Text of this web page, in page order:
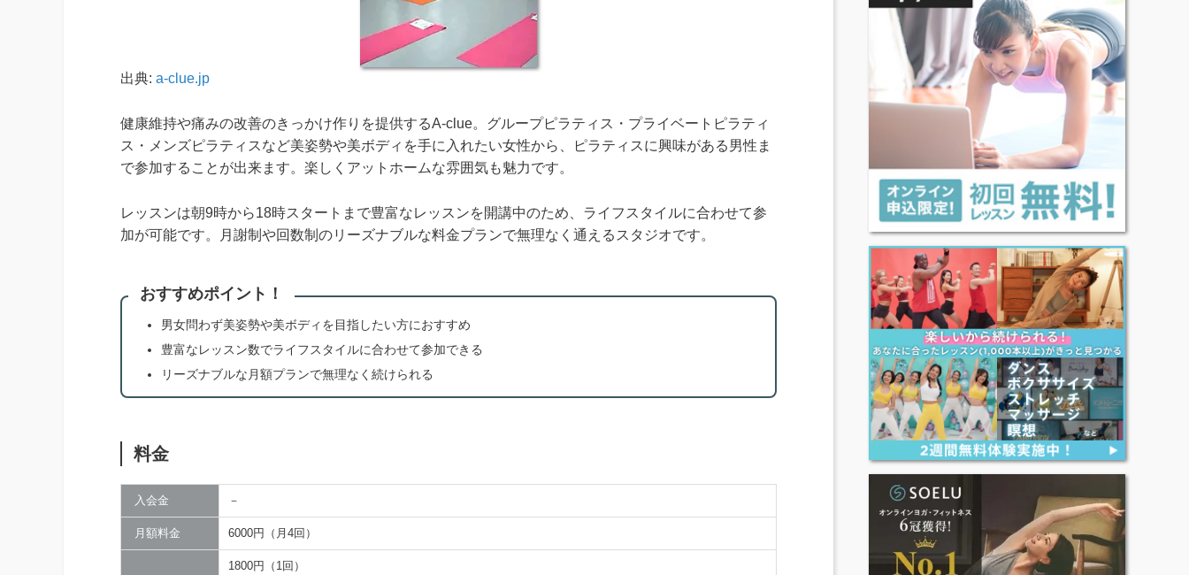
出典: a-clue.jp
健康維持や痛みの改善のきっかけ作りを提供するA-clue。グループピラティス・プライベートピラティ
ス・メンズピラティスなど美姿勢や美ボディを手に入れたい女性から、ピラティスに興味がある男性ま
で参加することが出来ます。楽しくアットホームな雰囲気も魅力です。
レッスンは朝9時から18時スタートまで豊富なレッスンを開講中のため、ライフスタイルに合わせて参
加が可能です。月謝制や回数制のリーズナブルな料金プランで無理なく通えるスタジオです。
おすすめポイント！
男女問わず美姿勢や美ボディを目指したい方におすすめ
豊富なレッスン数でライフスタイルに合わせて参加できる
リーズナブルな月額プランで無理なく続けられる
料金
入会金 －
月額料金 6000円（月4回）
1800円（1回）